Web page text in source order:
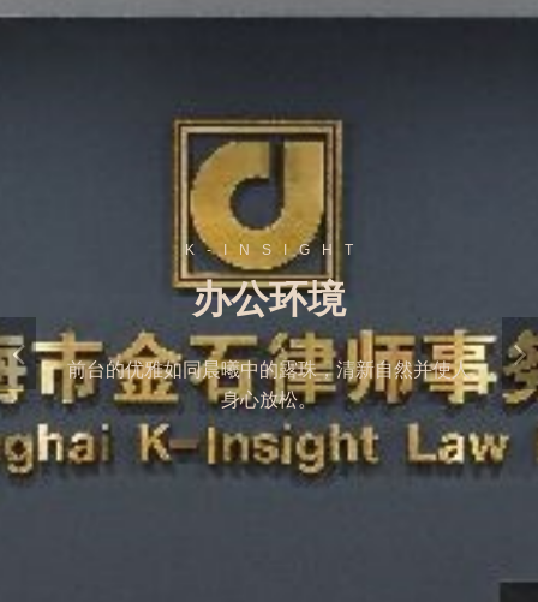
K - N S G H T
办公环境
前台的优雅如同晨曦中的露珠，清新自然并使人
身心放松。